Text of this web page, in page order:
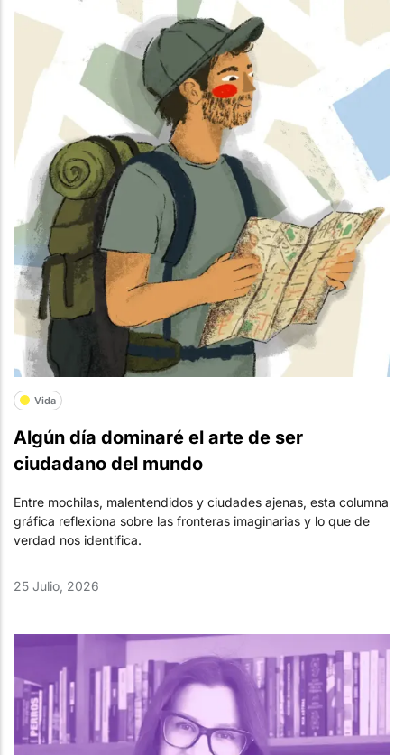
Vida
Algún día dominaré el arte de ser
ciudadano del mundo
Entre mochilas, malentendidos y ciudades ajenas, esta columna
gráfica reflexiona sobre las fronteras imaginarias y lo que de
verdad nos identifica.
25 Julio, 2026